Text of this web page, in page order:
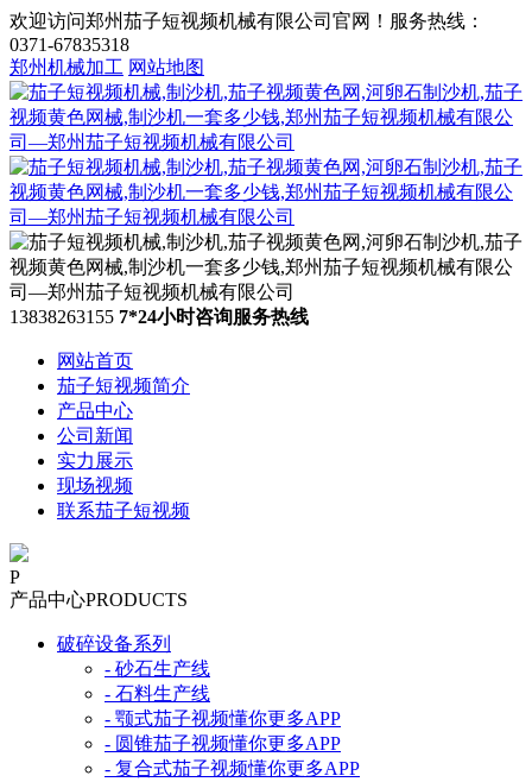
欢迎访问郑州茄子短视频机械有限公司官网！服务热线：
0371-67835318
郑州机械加工 网站地图
13838263155 7*24小时咨询服务热线
网站首页
茄子短视频简介
产品中心
公司新闻
实力展示
现场视频
联系茄子短视频
P
产品中心PRODUCTS
破碎设备系列
- 砂石生产线
- 石料生产线
- 颚式茄子视频懂你更多APP
- 圆锥茄子视频懂你更多APP
- 复合式茄子视频懂你更多APP